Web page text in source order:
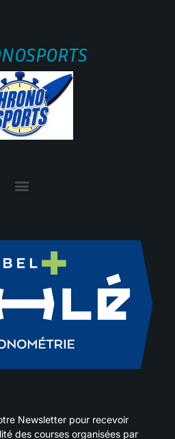
Newsletter pour recevoir
des courses organisées par